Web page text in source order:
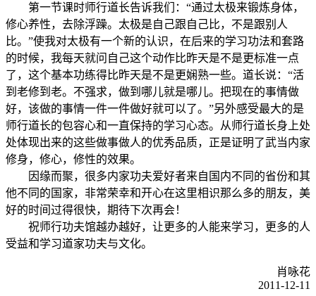
第一节课时师行道长告诉我们：“通过太极来锻炼身体，
修心养性，去除浮躁。太极是自己跟自己比，不是跟别人
比。”使我对太极有一个新的认识，在后来的学习功法和套路
的时候，我每天就问自己这个动作比昨天是不是更标准一点
了，这个基本功练得比昨天是不是更娴熟一些。道长说：“活
到老修到老。不强求，做到哪儿就是哪儿。把现在的事情做
好，该做的事情一件一件做好就可以了。”另外感受最大的是
师行道长的包容心和一直保持的学习心态。从师行道长身上处
处体现出来的这些做事做人的优秀品质，正是证明了武当内家
修身，修心，修性的效果。
因缘而聚，很多内家功夫爱好者来自国内不同的省份和其
他不同的国家，非常荣幸和开心在这里相识那么多的朋友，美
好的时间过得很快，期待下次再会！
祝师行功夫馆越办越好，让更多的人能来学习，更多的人
受益和学习道家功夫与文化。
肖咏花
2011-12-11